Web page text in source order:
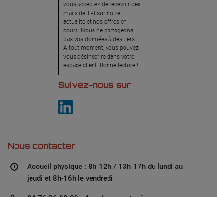
vous acceptez de recevoir des
mails de TRI sur notre
actualité et nos offres en
cours. Nous ne partageons
pas vos données à des tiers.
A tout moment, vous pouvez
vous désinscrire dans votre
espace client. Bonne lecture !
Suivez-nous sur
Nous contacter
Accueil physique : 8h-12h / 13h-17h du lundi au
jeudi et 8h-16h le vendredi